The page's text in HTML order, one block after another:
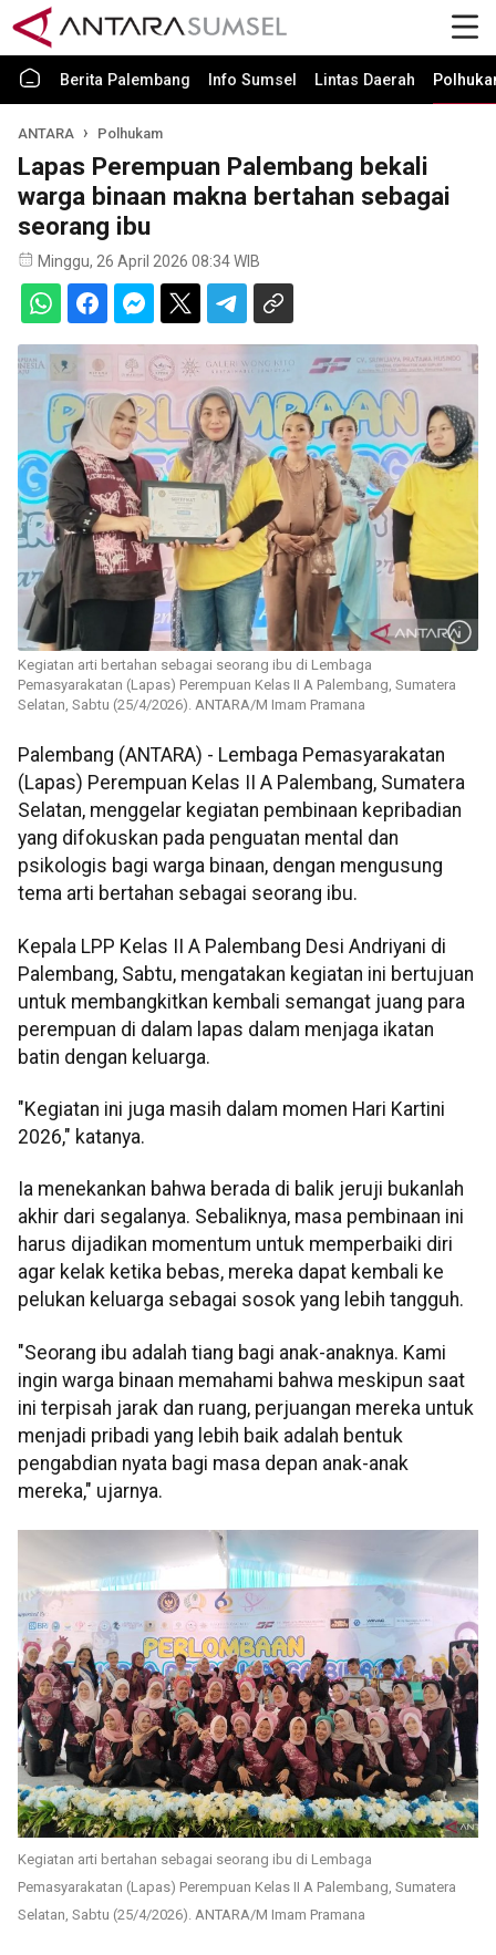
Berita Palembang Info Sumsel Lintas Daerah
ANTARA Polhukam
Lapas Perempuan Palembang bekali
warga binaan makna bertahan sebagai
seorang ibu
Minggu, 26 April 2026 08:34 WIB
Kegiatan arti bertahan sebagai seorang ibu di Lembaga
Pemasyarakatan (Lapas) Perempuan Kelas II A Palembang, Sumatera
Selatan, Sabtu (25/4/2026). ANTARA/M Imam Pramana
Palembang (ANTARA) - Lembaga Pemasyarakatan
(Lapas) Perempuan Kelas II A Palembang, Sumatera
Selatan, menggelar kegiatan pembinaan kepribadian
yang difokuskan pada penguatan mental dan
psikologis bagi warga binaan, dengan mengusung
tema arti bertahan sebagai seorang ibu.
Kepala LPP Kelas II A Palembang Desi Andriyani di
Palembang, Sabtu, mengatakan kegiatan ini bertujuan
untuk membangkitkan kembali semangat juang para
perempuan di dalam lapas dalam menjaga ikatan
batin dengan keluarga.
"Kegiatan ini juga masih dalam momen Hari Kartini
2026," katanya.
Ia menekankan bahwa berada di balik jeruji bukanlah
akhir dari segalanya. Sebaliknya, masa pembinaan ini
harus dijadikan momentum untuk memperbaiki diri
agar kelak ketika bebas, mereka dapat kembali ke
pelukan keluarga sebagai sosok yang lebih tangguh.
"Seorang ibu adalah tiang bagi anak-anaknya. Kami
ingin warga binaan memahami bahwa meskipun saat
ini terpisah jarak dan ruang, perjuangan mereka untuk
menjadi pribadi yang lebih baik adalah bentuk
pengabdian nyata bagi masa depan anak-anak
mereka," ujarnya.
Kegiatan arti bertahan sebagai seorang ibu di Lembaga
Pemasyarakatan (Lapas) Perempuan Kelas II A Palembang, Sumatera
Selatan, Sabtu (25/4/2026). ANTARA/M Imam Pramana